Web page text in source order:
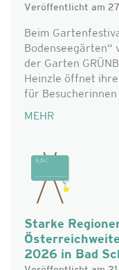
Veröffentlicht am
Beim
Bodenseegärten“
der Garten
Heinzle öffnet
für Besucherinnen
MEHR
Starke
2026 in Bad